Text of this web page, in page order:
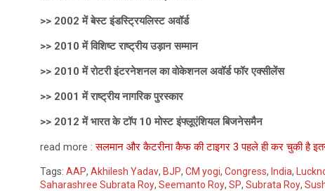
>> 2002 में बेस्ट इंडस्ट्रियलिस्ट अवॉर्ड
>> 2010 में विशिष्ट राष्ट्रीय उड़ान सम्मान
>> 2010 में रोटरी इंटरनेशनल का वोकेशनल अवॉर्ड फॉर एक्सीलेंस
>> 2001 में राष्ट्रीय नागरिक पुरस्कार
>> 2012 में भारत के टॉप 10 मोस्ट इंफ्लूएंशियल बिजनेसमैन
read more :सलमान और कैटरीना कैफ की टाइगर 3 पहले ही कर चुकी है
Tags: AAP, Akhilesh Yadav, BJP, CM yogi, Congress, India,
Saharashree Subrata Roy, Seemanto Roy, SP, Subrata Roy,